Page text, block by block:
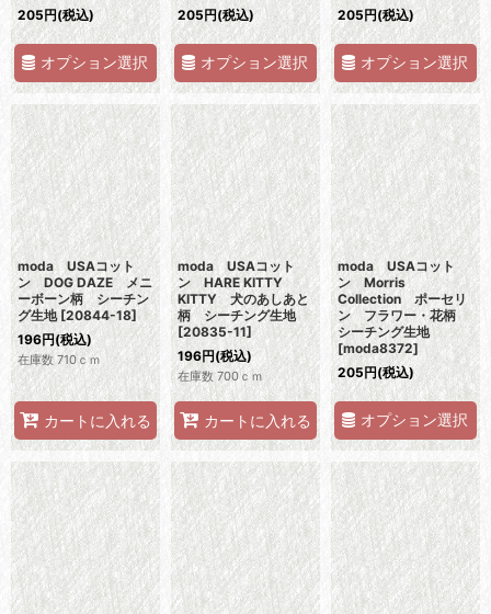
205円(税込)
オプション選択
205円(税込)
オプション選択
205円(税込)
オプション選択
moda USAコット
ン DOG DAZE メニ
ーボーン柄 シーチン
グ生地 [20844-18]
196円(税込)
在庫数 710ｃｍ
カートに入れる
moda USAコット
ン HARE KITTY
KITTY 犬のあしあと
柄 シーチング生地
[20835-11]
196円(税込)
在庫数 700ｃｍ
カートに入れる
moda USAコット
ン Morris
Collection ポーセリ
ン フラワー・花柄
シーチング生地
[moda8372]
205円(税込)
オプション選択